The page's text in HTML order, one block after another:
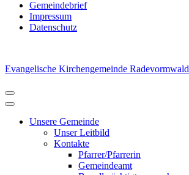
Gemeindebrief
Impressum
Datenschutz
Evangelische Kirchengemeinde Radevormwald
Navigationsmenü
Unsere Gemeinde
Unser Leitbild
Kontakte
Pfarrer/Pfarrerin
Gemeindeamt